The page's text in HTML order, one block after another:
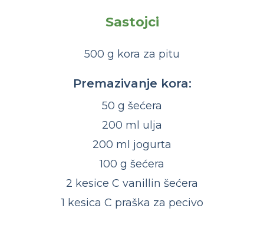
Sastojci
500 g kora za pitu
Premazivanje kora:
50 g šećera
200 ml ulja
200 ml jogurta
100 g šećera
2 kesice C vanillin šećera
1 kesica C praška za pecivo